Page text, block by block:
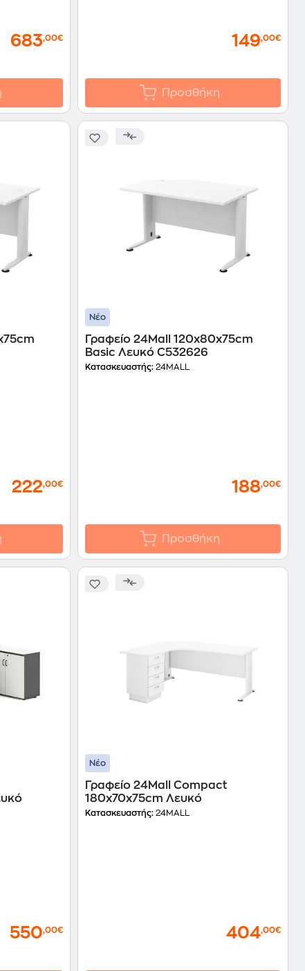
683,00€ 149,00€
Προσθήκη
222,00€
Νέο
Γραφείο 24Mall 120x80x75cm
Basic Λευκό C532626
Κατασκευαστής:24MALL
188,00€
Προσθήκη
550,00€
Νέο
Γραφείο 24Mall Compact
180x70x75cm Λευκό
Κατασκευαστής:24MALL
404,00€